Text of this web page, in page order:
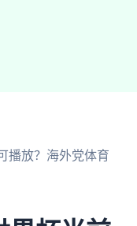
播放？海外党体育